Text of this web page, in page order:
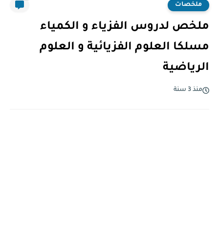
ملخصات
ملخص لدروس الفزياء و الكمياء
مسلكا العلوم الفزيائية و العلوم
الرياضية
منذ 3 سنة